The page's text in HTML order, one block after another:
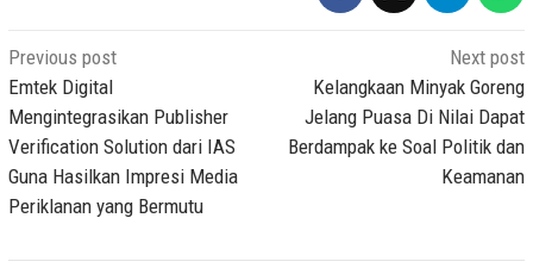
Post
navigation
Previous post
Emtek Digital
Mengintegrasikan Publisher
Verification Solution dari IAS
Guna Hasilkan Impresi Media
Periklanan yang Bermutu
Next post
Kelangkaan Minyak Goreng
Jelang Puasa Di Nilai Dapat
Berdampak ke Soal Politik dan
Keamanan